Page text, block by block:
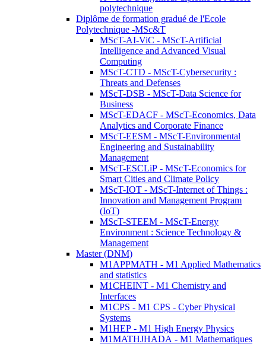
polytechnique
Diplôme de formation gradué de l'Ecole
Polytechnique -MSc&T
MScT-AI-ViC - MScT-Artificial
Intelligence and Advanced Visual
Computing
MScT-CTD - MScT-Cybersecurity :
Threats and Defenses
MScT-DSB - MScT-Data Science for
Business
MScT-EDACF - MScT-Economics, Data
Analytics and Corporate Finance
MScT-EESM - MScT-Environmental
Engineering and Sustainability
Management
MScT-ESCLiP - MScT-Economics for
Smart Cities and Climate Policy
MScT-IOT - MScT-Internet of Things :
Innovation and Management Program
(IoT)
MScT-STEEM - MScT-Energy
Environment : Science Technology &
Management
Master (DNM)
M1APPMATH - M1 Applied Mathematics
and statistics
M1CHEINT - M1 Chemistry and
Interfaces
M1CPS - M1 CPS - Cyber Physical
Systems
M1HEP - M1 High Energy Physics
M1MATHJHADA - M1 Mathematiques